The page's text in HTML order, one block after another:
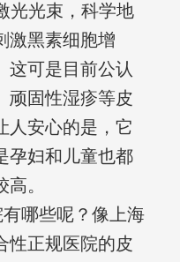
光光束，科学地
激黑素细胞增
这可是目前公认
顽固性湿疹等皮
人安心的是，它
孕妇和儿童也都
。
哪些呢？像上海
性正规医院的皮